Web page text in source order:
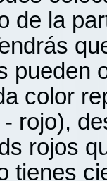
de la
pueden
color
rojo),
rojos
tienes